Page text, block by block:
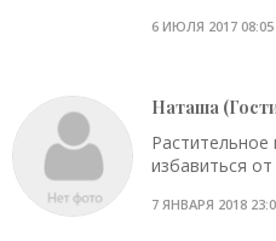
6 ИЮЛЯ 2017
Наташа
избавиться
7 ЯНВАРЯ 2018